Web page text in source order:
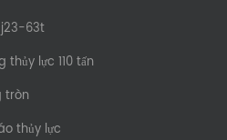
63t
lực 110 tấn
tròn
thủy lực